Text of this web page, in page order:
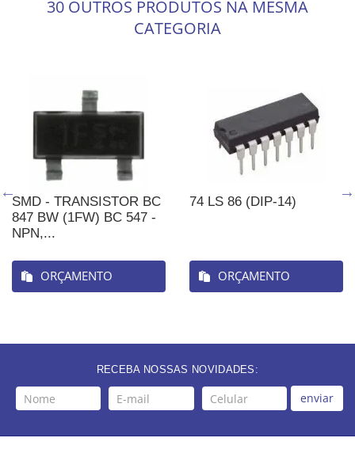
30 OUTROS PRODUTOS NA MESMA
CATEGORIA
SMD - TRANSISTOR BC
847 BW (1FW) BC 547 -
NPN,...
ORÇAMENTO
74 LS 86 (DIP-14)
ORÇAMENTO
RECEBA NOSSAS NOVIDADES:
enviar